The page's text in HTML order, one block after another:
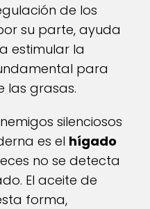
de los
su parte, ayuda
estimular la
para
las grasas.
silenciosos
es el hígado
no se detecta
El aceite de
forma,